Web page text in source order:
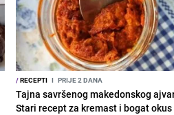
/RECEPTI I PRIJE 2 DANA
Tajna savršenog makedonskog
Stari recept za kremast i bogat okus